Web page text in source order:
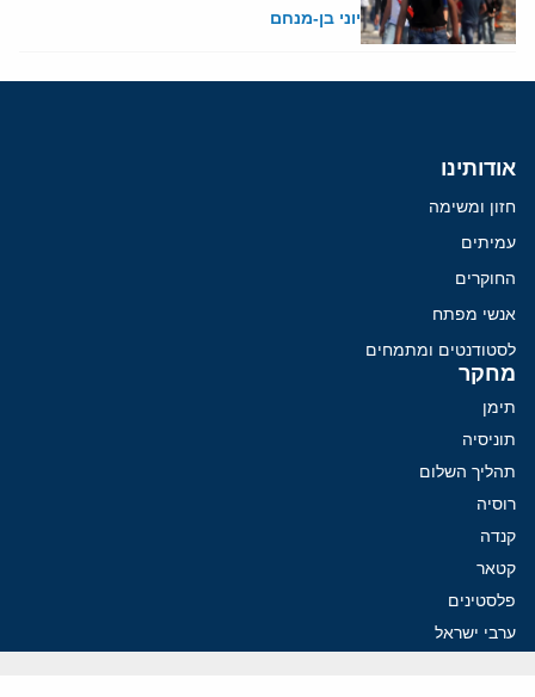
יוני בן-מנחם
אודותינו
חזון ומשימה
עמיתים
החוקרים
אנשי מפתח
לסטודנטים ומתמחים
מחקר
תימן
תוניסיה
תהליך השלום
רוסיה
קנדה
קטאר
פלסטינים
ערבי ישראל